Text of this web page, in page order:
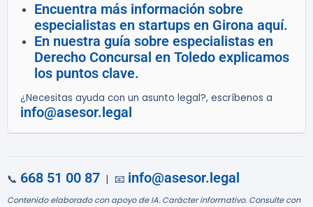
Encuentra más información sobre
especialistas en startups en Girona aquí.
En nuestra guía sobre especialistas en
Derecho Concursal en Toledo explicamos
los puntos clave.
¿Necesitas ayuda con un asunto legal?, escríbenos a
info@asesor.legal
📞 668 51 00 87 | 📧 info@asesor.legal
Contenido elaborado con apoyo de IA. Carácter informativo. Consulte con